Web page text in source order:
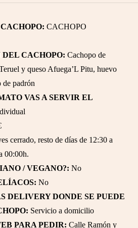
CACHOPO
CACHOPO: Cachopo de
y queso Afuega’L Pitu, huevo
padrón
VAS A SERVIR EL
cerrado, resto de días de 12:30 a
00:00h.
/ VEGANO?: No
No
DELIVERY DONDE SE PUEDE
Servicio a domicilio
PARA PEDIR: Calle Ramón y